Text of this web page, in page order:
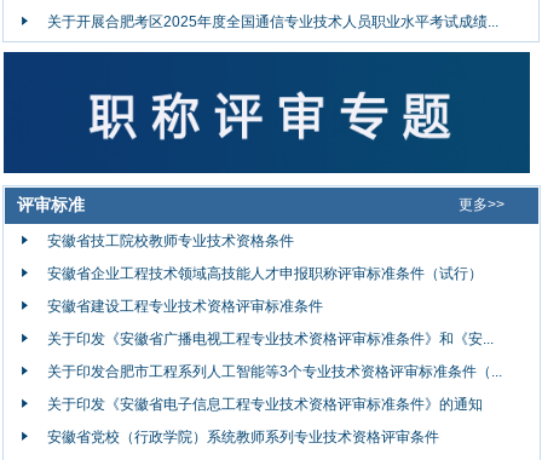
关于开展合肥考区2025年度全国通信专业技术人员职业水平考试成绩...
评审标准 更多>>
安徽省技工院校教师专业技术资格条件
安徽省企业工程技术领域高技能人才申报职称评审标准条件（试行）
安徽省建设工程专业技术资格评审标准条件
关于印发《安徽省广播电视工程专业技术资格评审标准条件》和《安...
关于印发合肥市工程系列人工智能等3个专业技术资格评审标准条件（...
关于印发《安徽省电子信息工程专业技术资格评审标准条件》的通知
安徽省党校（行政学院）系统教师系列专业技术资格评审条件